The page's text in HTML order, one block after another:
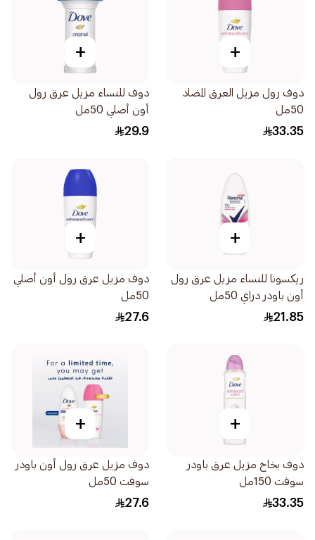
+
دوف رول مزيل العرق المضاد
50مل
33.35
+
دوف للنساء مزيل عرق رول
أون أصلي 50مل
29.9
+
ريكسونا للنساء مزيل عرق رول
أون باودر دراي 50مل
21.85
+
دوف مزيل عرق رول أون أصلي
50مل
27.6
+
دوف بخاخ مزيل عرق باودر
سوفت 150مل
33.35
+
دوف مزيل عرق رول أون باودر
سوفت 50مل
27.6